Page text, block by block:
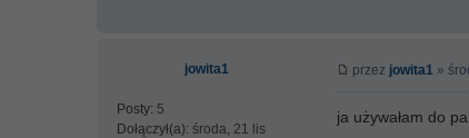
jowita1
Posty: 5
Dołączył(a): środa, 21 lis
przez jowita1 »
ja używałam do